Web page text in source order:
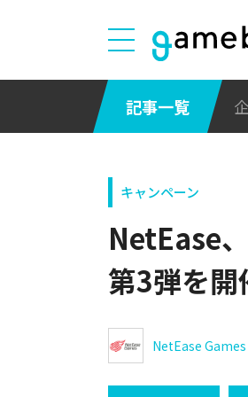
記事一覧
キャンペーン
NetEase
第3弾を
NetEase Games